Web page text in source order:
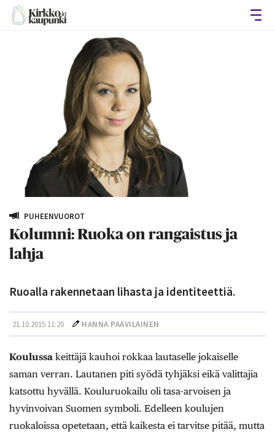
PUHEENVUOROT
Kolumni: Ruoka on rangaistus ja
lahja
Ruoalla rakennetaan lihasta ja identiteettiä.
21.10.2015 11:20 HANNA PAAVILAINEN
Koulussa keittäjä kauhoi rokkaa lautaselle jokaiselle
saman verran. Lautanen piti syödä tyhjäksi eikä valittajia
katsottu hyvällä. Kouluruokailu oli tasa-arvoisen ja
hyvinvoivan Suomen symboli. Edelleen koulujen
ruokaloissa opetetaan, että kaikesta ei tarvitse pitää, mutta